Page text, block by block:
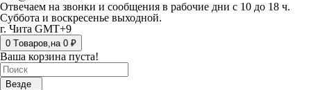
Отвечаем на звонки и сообщения в рабочие дни с 10 до 18 ч.
Суббота и воскресенье выходной.
г. Чита GMT+9
0 Tоваров,на 0 ₽
Ваша корзина пуста!
Везде